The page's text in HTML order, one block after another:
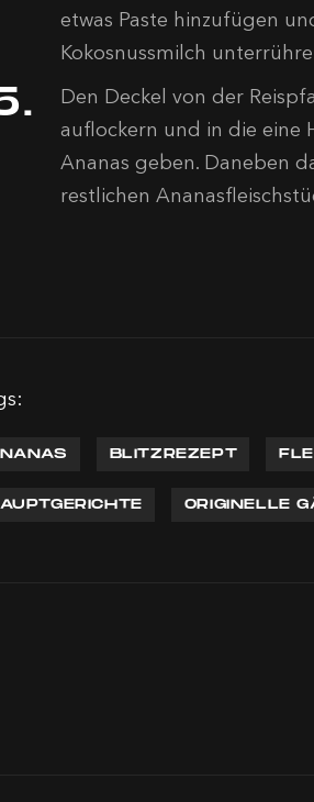
etwas Paste hinzufügen
Kokosnussmilch
Den Deckel von der
auflockern und in die eine
Ananas geben. Daneben
restlichen
BLITZREZEPT
ORIGINELLE